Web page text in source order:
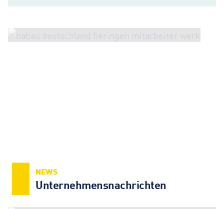
NEWS
Unternehmens­nachrichten